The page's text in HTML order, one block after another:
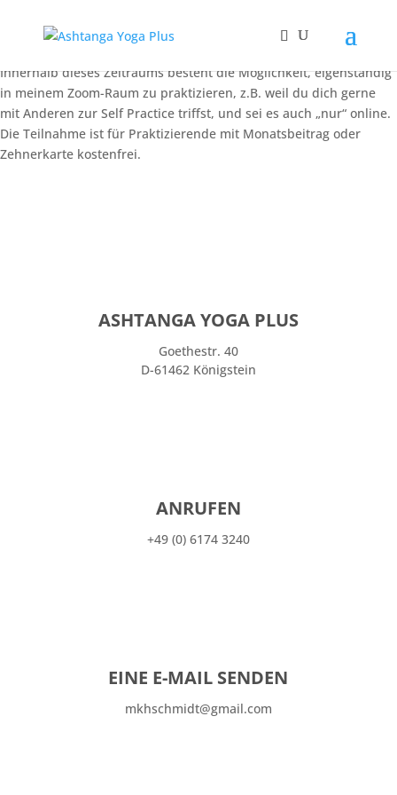
(online)
Innerhalb dieses Zeitraums besteht die Möglichkeit, eigenständig
in meinem Zoom-Raum zu praktizieren, z.B. weil du dich gerne
mit Anderen zur Self Practice triffst, und sei es auch „nur“ online.
Die Teilnahme ist für Praktizierende mit Monatsbeitrag oder
Zehnerkarte kostenfrei.
ASHTANGA YOGA PLUS
Goethestr. 40
D-61462 Königstein
ANRUFEN
+49 (0) 6174 3240
EINE E-MAIL SENDEN
mkhschmidt@gmail.com